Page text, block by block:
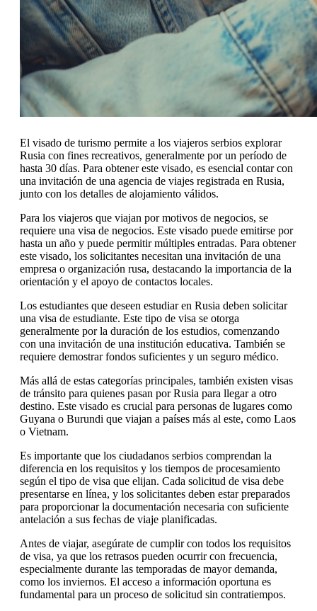
El visado de turismo permite a los viajeros serbios explorar
Rusia con fines recreativos, generalmente por un período de
hasta 30 días. Para obtener este visado, es esencial contar con
una invitación de una agencia de viajes registrada en Rusia,
junto con los detalles de alojamiento válidos.
Para los viajeros que viajan por motivos de negocios, se
requiere una visa de negocios. Este visado puede emitirse por
hasta un año y puede permitir múltiples entradas. Para obtener
este visado, los solicitantes necesitan una invitación de una
empresa o organización rusa, destacando la importancia de la
orientación y el apoyo de contactos locales.
Los estudiantes que deseen estudiar en Rusia deben solicitar
una visa de estudiante. Este tipo de visa se otorga
generalmente por la duración de los estudios, comenzando
con una invitación de una institución educativa. También se
requiere demostrar fondos suficientes y un seguro médico.
Más allá de estas categorías principales, también existen visas
de tránsito para quienes pasan por Rusia para llegar a otro
destino. Este visado es crucial para personas de lugares como
Guyana o Burundi que viajan a países más al este, como Laos
o Vietnam.
Es importante que los ciudadanos serbios comprendan la
diferencia en los requisitos y los tiempos de procesamiento
según el tipo de visa que elijan. Cada solicitud de visa debe
presentarse en línea, y los solicitantes deben estar preparados
para proporcionar la documentación necesaria con suficiente
antelación a sus fechas de viaje planificadas.
Antes de viajar, asegúrate de cumplir con todos los requisitos
de visa, ya que los retrasos pueden ocurrir con frecuencia,
especialmente durante las temporadas de mayor demanda,
como los inviernos. El acceso a información oportuna es
fundamental para un proceso de solicitud sin contratiempos.